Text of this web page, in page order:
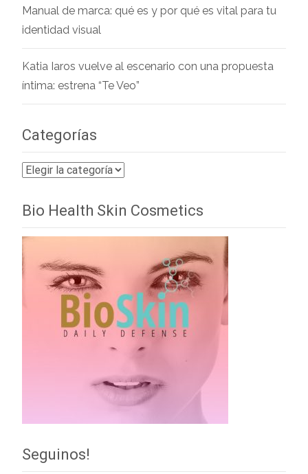
Manual de marca: qué es y por qué es vital para tu
identidad visual
Katia Iaros vuelve al escenario con una propuesta
íntima: estrena “Te Veo”
Categorías
Categorías
Bio Health Skin Cosmetics
Seguinos!